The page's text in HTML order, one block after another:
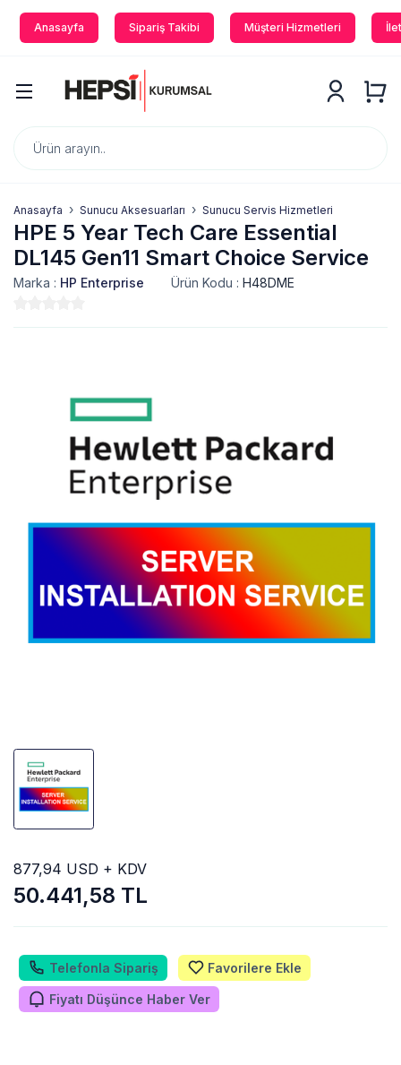
Anasayfa Sipariş Takibi Müşteri Hizmetleri
Anasayfa Sunucu Aksesuarları Sunucu Servis Hizmetleri
HPE 5 Year Tech Care Essential
DL145 Gen11 Smart Choice Service
Marka : HP Enterprise Ürün Kodu : H48DME
50.441,58 TL
877,94 USD + KDV
Telefonla Sipariş Favorilere Ekle
Fiyatı Düşünce Haber Ver